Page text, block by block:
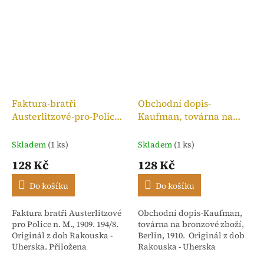
Faktura-bratři
Austerlitzové-pro-Police
Skladem (1 ks)
128 Kč
Do košíku
Faktura bratři Austerlitzové
pro Police n. M., 1909. 194/8.
Originál z dob Rakouska -
Uherska. Přiložena
Obchodní dopis-
Kaufman, továrna na
Skladem (1 ks)
128 Kč
Do košíku
Obchodní dopis-Kaufman,
továrna na bronzové zboží,
Berlin, 1910. Originál z dob
Rakouska - Uherska